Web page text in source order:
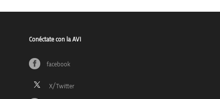
Conéctate con la AVI
facebook